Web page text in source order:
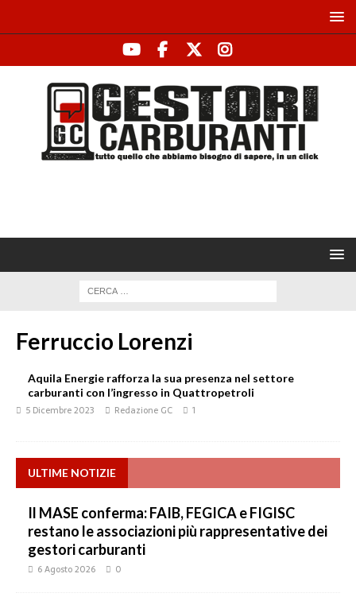
Ferruccio Lorenzi
Aquila Energie rafforza la sua presenza nel settore
carburanti con l’ingresso in Quattropetroli
5 Dicembre 2023 Redazione GC 1
ULTIME NOTIZIE
Il MASE conferma: FAIB, FEGICA e FIGISC
restano le associazioni più rappresentative dei
gestori carburanti
6 Agosto 2026 0